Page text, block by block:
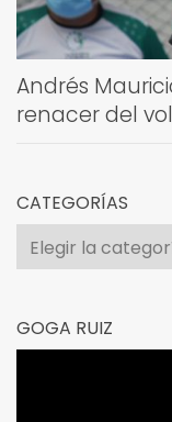
Andrés
renacer del
CATEGORÍAS
Categorías
GOGA RUIZ